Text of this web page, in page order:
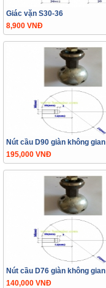
Giác vặn S30-36
8,900 VNĐ
Nút cầu D90 giàn không gian
195,000 VNĐ
Nút cầu D76 giàn không gian
140,000 VNĐ